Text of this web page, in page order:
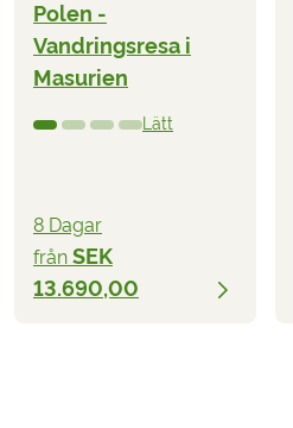
Polen -
Vandringsresa i
Masurien
Lätt
8 Dagar
från SEK
13.690,00